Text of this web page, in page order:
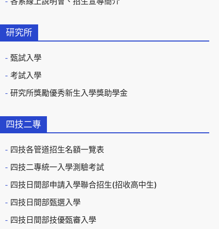
研究所
甄試入學
考試入學
研究所獎勵優秀新生入學獎助學金
四技二專
四技各管道招生名額一覽表
四技二專統一入學測驗考試
四技日間部申請入學聯合招生(招收高中生)
四技日間部甄選入學
四技日間部技優甄審入學